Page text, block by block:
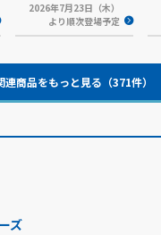
2026年7月23日（木）
より順次登場予定
連商品をもっと見る（371件）
ズ